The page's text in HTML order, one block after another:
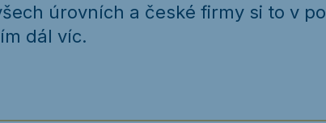
úrovních a české firmy si to v
dál víc.